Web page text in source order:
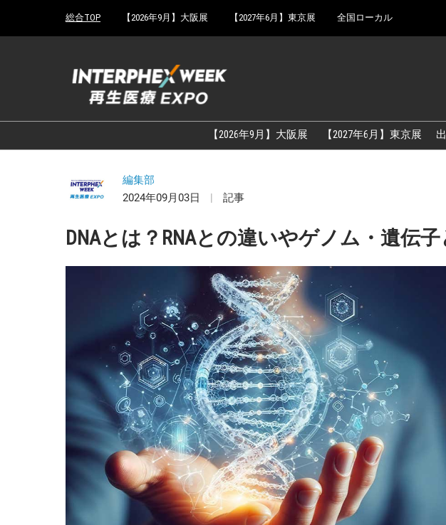
キ
し
to
総合TOP 【2026年9月】大阪展 【2027年6月】東京展 全国ローカル
【2026年9月】大阪展 【2027年6月】東京展
編集部
2024年09月03日
記事
DNAとは？RNAとの違いやゲノム・遺伝